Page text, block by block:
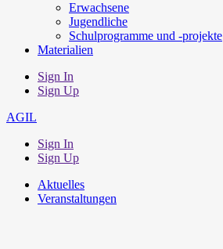
Erwachsene
Jugendliche
Schulprogramme und -projekte
Materialien
Sign In
Sign Up
AGIL
Sign In
Sign Up
Aktuelles
Veranstaltungen